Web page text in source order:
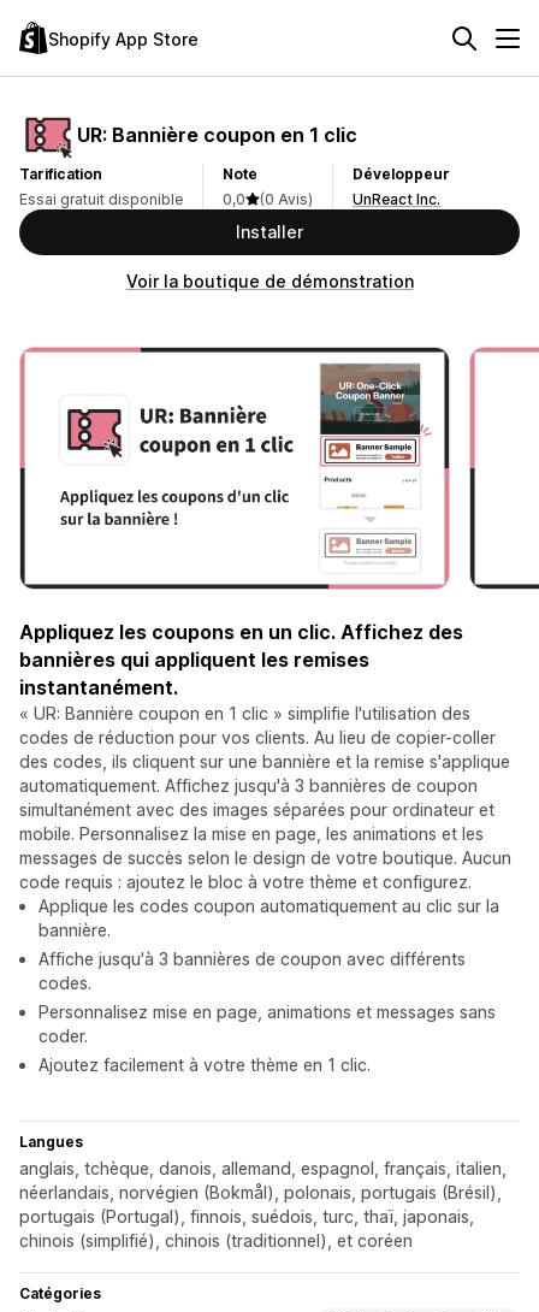
Shopify App Store
UR: Bannière coupon en 1 clic
Tarification
Essai gratuit disponible
Note
0,0
(0 Avis)
Développeur
UnReact Inc.
Installer
Voir la boutique de démonstration
Appliquez les coupons en un clic. Affichez des
bannières qui appliquent les remises
instantanément.
« UR: Bannière coupon en 1 clic » simplifie l'utilisation des
codes de réduction pour vos clients. Au lieu de copier-coller
des codes, ils cliquent sur une bannière et la remise s'applique
automatiquement. Affichez jusqu'à 3 bannières de coupon
simultanément avec des images séparées pour ordinateur et
mobile. Personnalisez la mise en page, les animations et les
messages de succès selon le design de votre boutique. Aucun
code requis : ajoutez le bloc à votre thème et configurez.
Applique les codes coupon automatiquement au clic sur la
bannière.
Affiche jusqu'à 3 bannières de coupon avec différents
codes.
Personnalisez mise en page, animations et messages sans
coder.
Ajoutez facilement à votre thème en 1 clic.
Langues
anglais, tchèque, danois, allemand, espagnol, français, italien,
néerlandais, norvégien (Bokmål), polonais, portugais (Brésil),
portugais (Portugal), finnois, suédois, turc, thaï, japonais,
chinois (simplifié), chinois (traditionnel), et coréen
Catégories